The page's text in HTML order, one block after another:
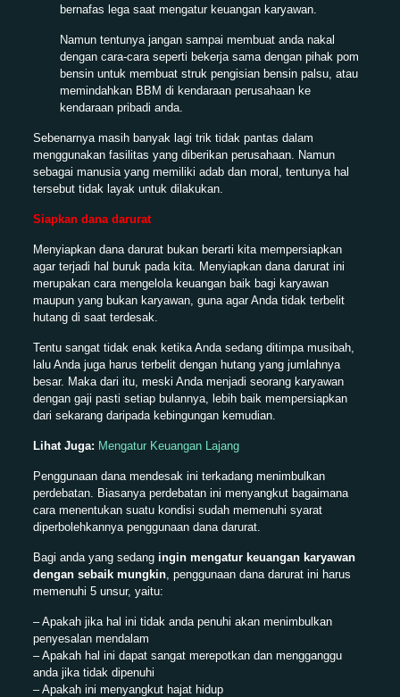
bernafas lega saat mengatur keuangan karyawan.
Namun tentunya jangan sampai membuat anda nakal
dengan cara-cara seperti bekerja sama dengan pihak pom
bensin untuk membuat struk pengisian bensin palsu, atau
memindahkan BBM di kendaraan perusahaan ke
kendaraan pribadi anda.
Sebenarnya masih banyak lagi trik tidak pantas dalam
menggunakan fasilitas yang diberikan perusahaan. Namun
sebagai manusia yang memiliki adab dan moral, tentunya hal
tersebut tidak layak untuk dilakukan.
Siapkan dana darurat
Menyiapkan dana darurat bukan berarti kita mempersiapkan
agar terjadi hal buruk pada kita. Menyiapkan dana darurat ini
merupakan cara mengelola keuangan baik bagi karyawan
maupun yang bukan karyawan, guna agar Anda tidak terbelit
hutang di saat terdesak.
Tentu sangat tidak enak ketika Anda sedang ditimpa musibah,
lalu Anda juga harus terbelit dengan hutang yang jumlahnya
besar. Maka dari itu, meski Anda menjadi seorang karyawan
dengan gaji pasti setiap bulannya, lebih baik mempersiapkan
dari sekarang daripada kebingungan kemudian.
Lihat Juga: Mengatur Keuangan Lajang
Penggunaan dana mendesak ini terkadang menimbulkan
perdebatan. Biasanya perdebatan ini menyangkut bagaimana
cara menentukan suatu kondisi sudah memenuhi syarat
diperbolehkannya penggunaan dana darurat.
Bagi anda yang sedang ingin mengatur keuangan karyawan
dengan sebaik mungkin, penggunaan dana darurat ini harus
memenuhi 5 unsur, yaitu:
– Apakah jika hal ini tidak anda penuhi akan menimbulkan
penyesalan mendalam
– Apakah hal ini dapat sangat merepotkan dan mengganggu
anda jika tidak dipenuhi
– Apakah ini menyangkut hajat hidup